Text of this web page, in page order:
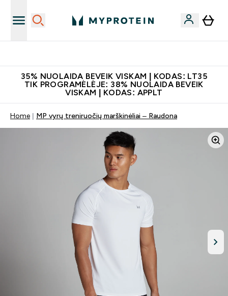
35% NUOLAIDA BEVEIK VISKAM | KODAS: LT35
TIK PROGRAMĖLĖJE: 38% NUOLAIDA BEVEIK
VISKAM | KODAS: APPLT
Home MP vyrų treniruočių marškinėliai – Raudona